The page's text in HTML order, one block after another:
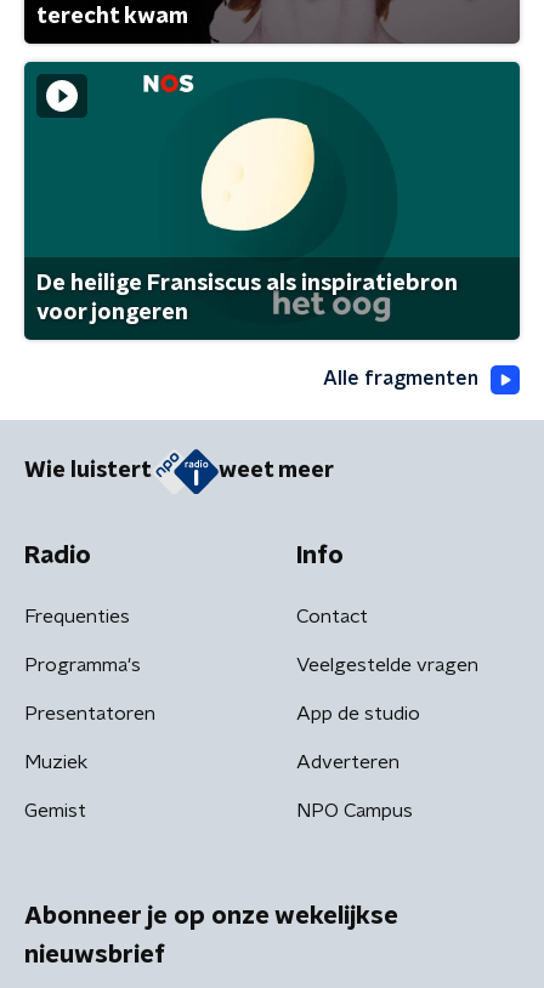
terecht kwam
De heilige Fransiscus als inspiratiebron
voor jongeren
Alle fragmenten
Wie luistert weet meer
Radio
Frequenties
Programma's
Presentatoren
Muziek
Gemist
Info
Contact
Veelgestelde vragen
App de studio
Adverteren
NPO Campus
Abonneer je op onze wekelijkse
nieuwsbrief